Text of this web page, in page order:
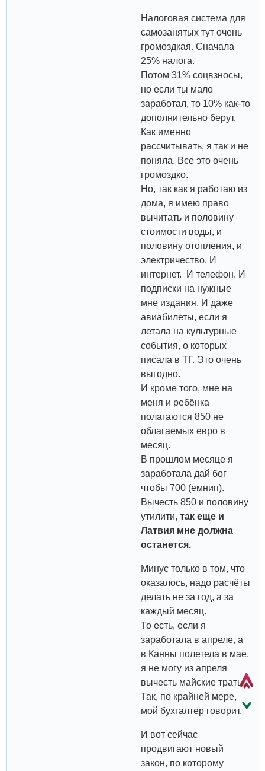
Налоговая система для
самозанятых тут очень
громоздкая. Сначала
25% налога.
Потом 31% соцвзносы,
но если ты мало
заработал, то 10% как-то
дополнительно берут.
Как именно
рассчитывать, я так и не
поняла. Все это очень
громоздко.
Но, так как я работаю из
дома, я имею право
вычитать и половину
стоимости воды, и
половину отопления, и
электричество. И
интернет. И телефон. И
подписки на нужные
мне издания. И даже
авиабилеты, если я
летала на культурные
события, о которых
писала в ТГ. Это очень
выгодно.
И кроме того, мне на
меня и ребёнка
полагаются 850 не
облагаемых евро в
месяц.
В прошлом месяце я
заработала дай бог
чтобы 700 (емнип).
Вычесть 850 и половину
утилити, так еще и
Латвия мне должна
останется.
Минус только в том, что
оказалось, надо расчёты
делать не за год, а за
каждый месяц.
То есть, если я
заработала в апреле, а
в Канны полетела в мае,
я не могу из апреля
вычесть майские траты.
Так, по крайней мере,
мой бухгалтер говорит.
И вот сейчас
продвигают новый
закон, по которому